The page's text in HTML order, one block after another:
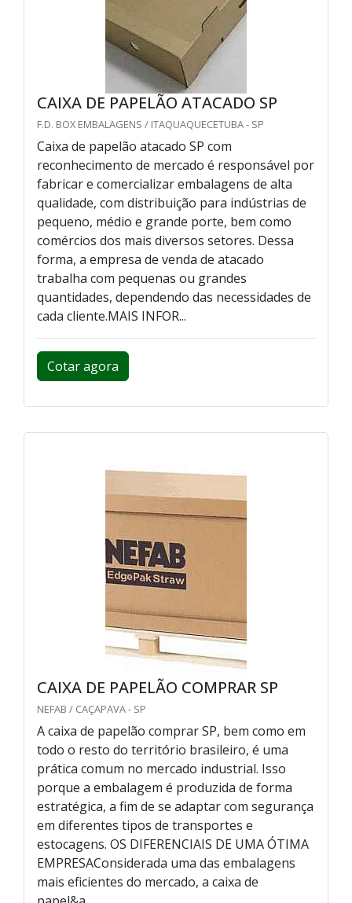
CAIXA DE PAPELÃO ATACADO SP
F.D. BOX EMBALAGENS / ITAQUAQUECETUBA - SP
Caixa de papelão atacado SP com
reconhecimento de mercado é responsável por
fabricar e comercializar embalagens de alta
qualidade, com distribuição para indústrias de
pequeno, médio e grande porte, bem como
comércios dos mais diversos setores. Dessa
forma, a empresa de venda de atacado
trabalha com pequenas ou grandes
quantidades, dependendo das necessidades de
cada cliente.MAIS INFOR...
Cotar agora
CAIXA DE PAPELÃO COMPRAR SP
NEFAB / CAÇAPAVA - SP
A caixa de papelão comprar SP, bem como em
todo o resto do território brasileiro, é uma
prática comum no mercado industrial. Isso
porque a embalagem é produzida de forma
estratégica, a fim de se adaptar com segurança
em diferentes tipos de transportes e
estocagens. OS DIFERENCIAIS DE UMA ÓTIMA
EMPRESAConsiderada uma das embalagens
mais eficientes do mercado, a caixa de